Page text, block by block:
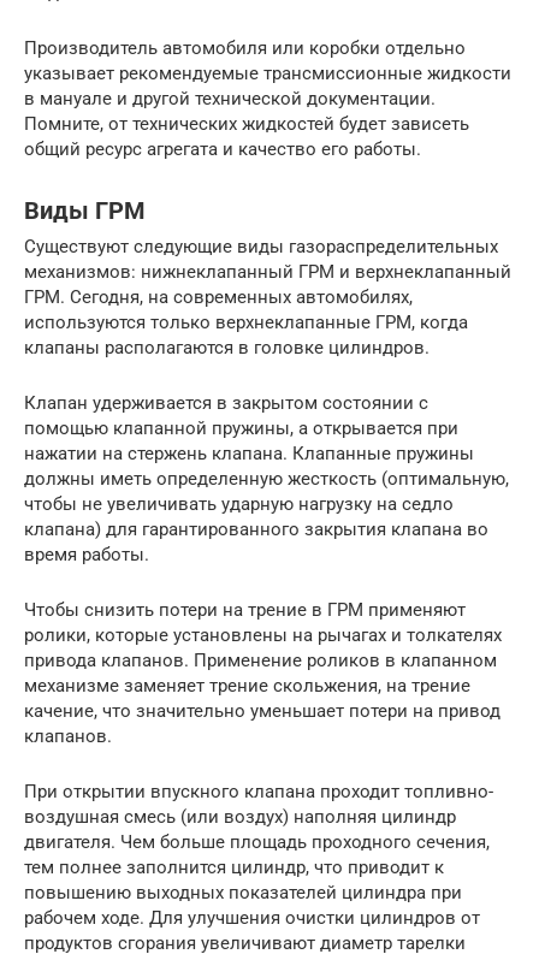
Производитель автомобиля или коробки отдельно
указывает рекомендуемые трансмиссионные жидкости
в мануале и другой технической документации.
Помните, от технических жидкостей будет зависеть
общий ресурс агрегата и качество его работы.
Виды ГРМ
Существуют следующие виды газораспределительных
механизмов: нижнеклапанный ГРМ и верхнеклапанный
ГРМ. Сегодня, на современных автомобилях,
используются только верхнеклапанные ГРМ, когда
клапаны располагаются в головке цилиндров.
Клапан удерживается в закрытом состоянии с
помощью клапанной пружины, а открывается при
нажатии на стержень клапана. Клапанные пружины
должны иметь определенную жесткость (оптимальную,
чтобы не увеличивать ударную нагрузку на седло
клапана) для гарантированного закрытия клапана во
время работы.
Чтобы снизить потери на трение в ГРМ применяют
ролики, которые установлены на рычагах и толкателях
привода клапанов. Применение роликов в клапанном
механизме заменяет трение скольжения, на трение
качение, что значительно уменьшает потери на привод
клапанов.
При открытии впускного клапана проходит топливно-
воздушная смесь (или воздух) наполняя цилиндр
двигателя. Чем больше площадь проходного сечения,
тем полнее заполнится цилиндр, что приводит к
повышению выходных показателей цилиндра при
рабочем ходе. Для улучшения очистки цилиндров от
продуктов сгорания увеличивают диаметр тарелки